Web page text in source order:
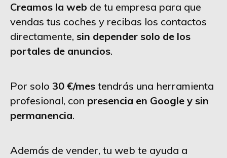
Creamos la web de tu empresa para que
vendas tus coches y recibas los contactos
directamente, sin depender solo de los
portales de anuncios.
Por solo 30 €/mes tendrás una herramienta
profesional, con presencia en Google y sin
permanencia.
Además de vender, tu web te ayuda a